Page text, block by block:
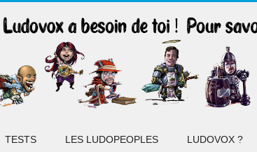
TESTS LES LUDOPEOPLES LUDOVOX ?